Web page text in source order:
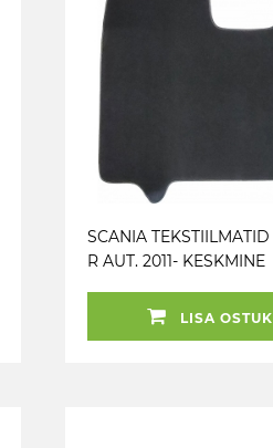
SCANIA TEKSTIILMATID
R AUT. 2011- KESKMINE
LISA